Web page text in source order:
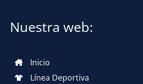
Nuestra web:
Inicio
Línea Deportiva